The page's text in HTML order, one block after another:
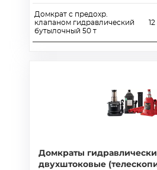
Домкрат с предохр.
клапаном гидравлический
бутылочный 50 т
Домкраты
двухштоковые